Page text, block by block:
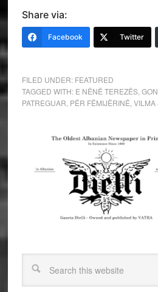
Share via:
Facebook Twitter
FILED UNDER: FEATURED
TAGGED WITH: E NËNË TEREZËS,
PATREGUAR PËR FËMIJËRINË VILMA